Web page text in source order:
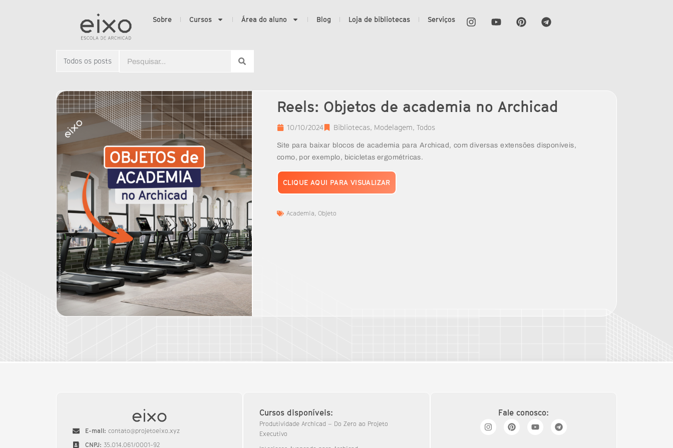
Sobre Cursos Área do aluno Blog Loja de bibliotecas Serviços
Todos os posts
Reels: Objetos de academia no Archicad
10/10/2024 Bibliotecas, Modelagem, Todos
Site para baixar blocos de academia para Archicad, com diversas extensões disponíveis,
como, por exemplo, bicicletas ergométricas.
CLIQUE AQUI PARA VISUALIZAR
Academia, Objeto
E-mail: contato@projetoeixo.xyz
CNPJ: 35.014.061/0001-92​
Cursos disponíveis:
Produtividade Archicad – Do Zero ao Projeto
Executivo
Fale conosco: